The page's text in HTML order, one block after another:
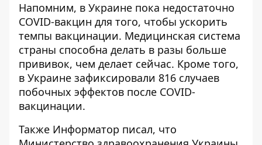
Напомним, в Украине пока недостаточно
COVID-вакцин для того, чтобы ускорить
темпы вакцинации. Медицинская система
страны способна делать в разы больше
прививок, чем делает сейчас. Кроме того,
в Украине зафиксировали 816 случаев
побочных эффектов после COVID-
вакцинации.
Также Информатор писал, что